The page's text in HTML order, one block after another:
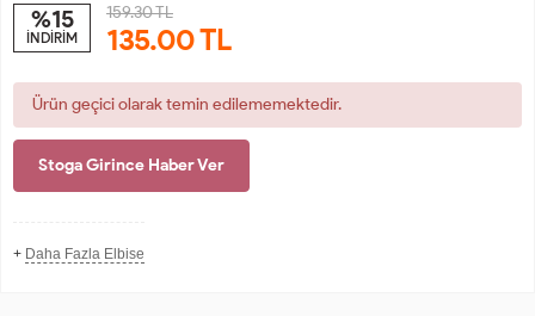
%15
İNDİRİM
159.30 TL
135.00TL
Ürün geçici olarak temin edilememektedir.
Stoga Girince Haber Ver
+ Daha Fazla Elbise